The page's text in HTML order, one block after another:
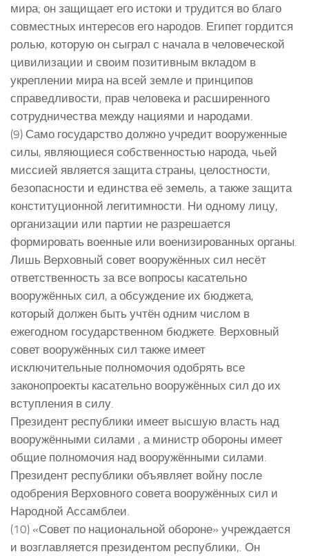
мира; он защищает его истоки и трудится во благо
совместных интересов его народов. Египет гордится
ролью, которую он сыграл с начала в человеческой
цивилизации и своим позитивным вкладом в
укреплении мира на всей земле и принципов
справедливости, прав человека и расширенного
сотрудничества между нациями и народами.
(9) Само государство должно учредит вооруженные
силы, являющиеся собственностью народа, чьей
миссией является защита страны, целостности,
безопасности и единства её земель, а также защита
конституционной легитимности. Ни одному лицу,
организации или партии не разрешается
формировать военные или военизированных органы.
Лишь Верховный совет вооружённых сил несёт
ответственность за все вопросы касательно
вооружённых сил, а обсуждение их бюджета,
который должен быть учтён одним числом в
ежегодном государственном бюджете. Верховный
совет вооружённых сил также имеет
исключительные полномочия одобрять все
законопроекты касательно вооружённых сил до их
вступления в силу.
Президент республики имеет высшую власть над
вооружёнными силами , а министр обороны имеет
общие полномочия над вооружёнными силами.
Президент республики объявляет войну после
одобрения Верховного совета вооружённых сил и
Народной Ассамблеи.
(10) «Совет по национальной обороне» учреждается
и возглавляется президентом республики,. Он